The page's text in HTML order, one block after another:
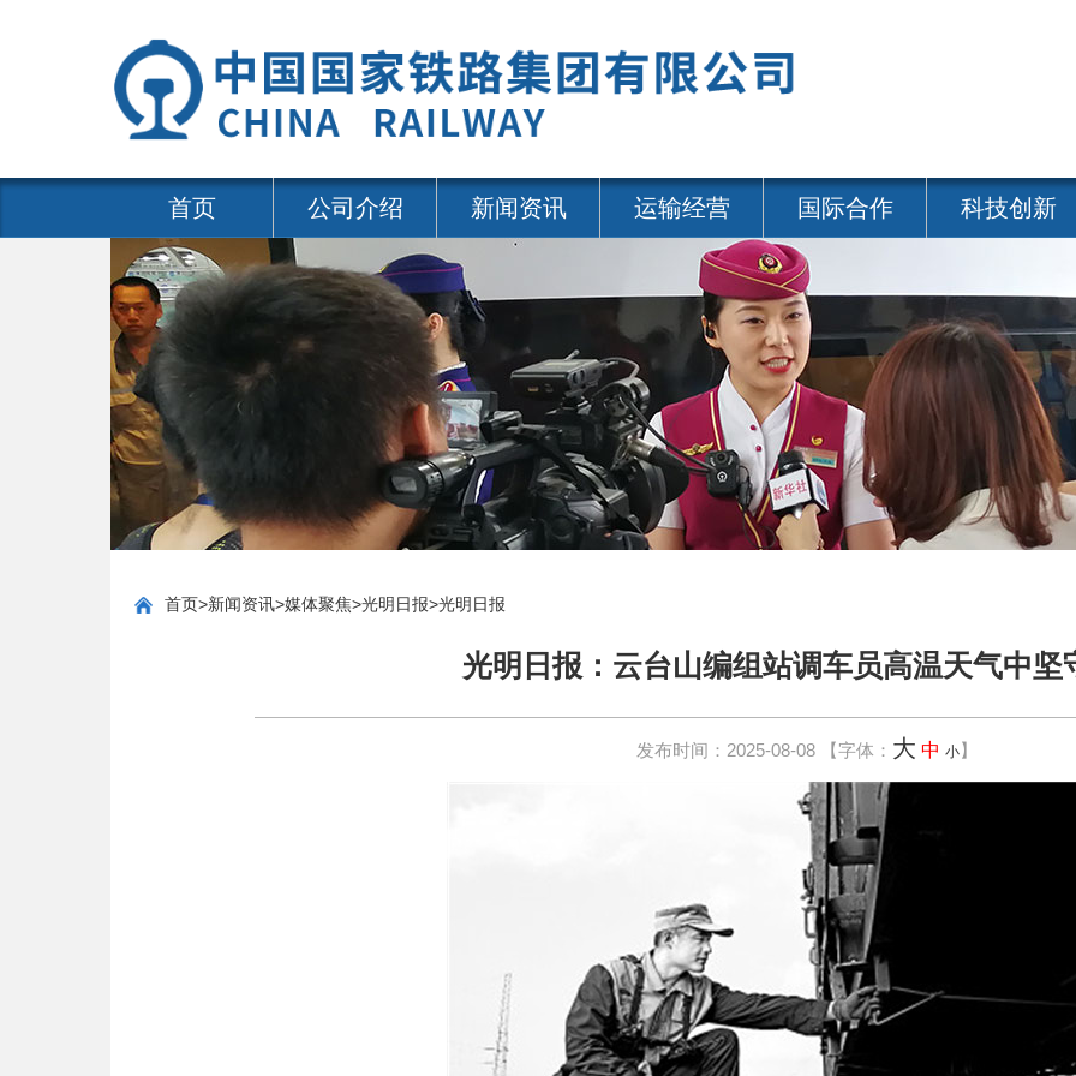
首页 公司介绍 新闻资讯 运输经营 国际合作 科技创新
首页>新闻资讯>媒体聚焦>光明日报>光明日报
光明日报：云台山编组站调车员高温天气中坚
发布时间：2025-08-08 【字体： 大 中 小】